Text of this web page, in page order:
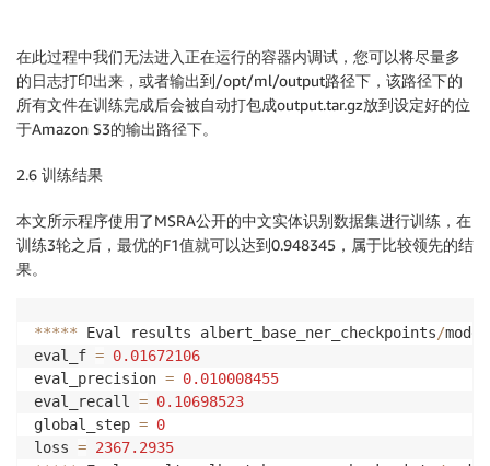
在此过程中我们无法进入正在运行的容器内调试，您可以将尽量多
的日志打印出来，或者输出到/opt/ml/output路径下，该路径下的
所有文件在训练完成后会被自动打包成output.tar.gz放到设定好的位
于Amazon S3的输出路径下。
2.6 训练结果
本文所示程序使用了MSRA公开的中文实体识别数据集进行训练，在
训练3轮之后，最优的F1值就可以达到0.948345，属于比较领先的结
果。
***** Eval results albert_base_ner_checkpoints/model
eval_f = 0.01672106
eval_precision = 0.010008455
eval_recall = 0.10698523
global_step = 0
loss = 2367.2935